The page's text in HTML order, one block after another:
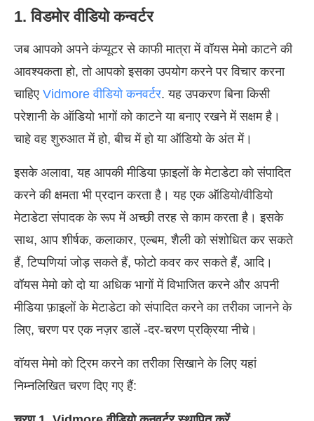
1. विडमोर वीडियो कन्वर्टर
जब आपको अपने कंप्यूटर से काफी मात्रा में वॉयस मेमो काटने की
आवश्यकता हो, तो आपको इसका उपयोग करने पर विचार करना
चाहिए Vidmore वीडियो कनवर्टर. यह उपकरण बिना किसी
परेशानी के ऑडियो भागों को काटने या बनाए रखने में सक्षम है।
चाहे वह शुरुआत में हो, बीच में हो या ऑडियो के अंत में।
इसके अलावा, यह आपकी मीडिया फ़ाइलों के मेटाडेटा को संपादित
करने की क्षमता भी प्रदान करता है। यह एक ऑडियो/वीडियो
मेटाडेटा संपादक के रूप में अच्छी तरह से काम करता है। इसके
साथ, आप शीर्षक, कलाकार, एल्बम, शैली को संशोधित कर सकते
हैं, टिप्पणियां जोड़ सकते हैं, फोटो कवर कर सकते हैं, आदि।
वॉयस मेमो को दो या अधिक भागों में विभाजित करने और अपनी
मीडिया फ़ाइलों के मेटाडेटा को संपादित करने का तरीका जानने के
लिए, चरण पर एक नज़र डालें -दर-चरण प्रक्रिया नीचे।
वॉयस मेमो को ट्रिम करने का तरीका सिखाने के लिए यहां
निम्नलिखित चरण दिए गए हैं: